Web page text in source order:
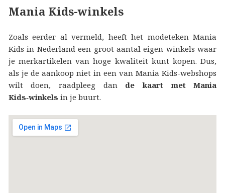
Mania Kids-winkels
Zoals eerder al vermeld, heeft het modeteken Mania
Kids in Nederland een groot aantal eigen winkels waar
je merkartikelen van hoge kwaliteit kunt kopen. Dus,
als je de aankoop niet in een van Mania Kids-webshops
wilt doen, raadpleeg dan de kaart met Mania
Kids‑winkels in je buurt.